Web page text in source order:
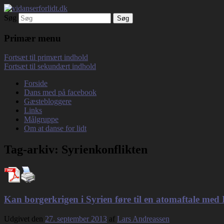
vidanserforlidt.dk
Debatterende tekster med filosofisk tilsnit
Søg
Primær menu
Fortsæt til primært indhold
Fortsæt til sekundært indhold
Forside
Dans med på facebook
Gæstebloggere
Links
Målgruppe
Om at danse for lidt
Tag-arkiv: Syrienkonflikten
Kan borgerkrigen i Syrien føre til en atomaftale med
Udgivet den 27. september 2013 af Lars Andreassen